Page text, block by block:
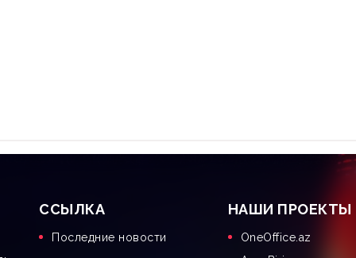
CСЫЛКА
Последние новости
НАШИ ПРОЕКТЫ
OneOffice.az